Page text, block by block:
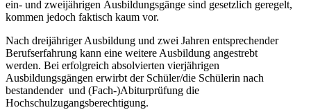
ein- und zweijährigen Ausbildungsgänge sind gesetzlich geregelt,
kommen jedoch faktisch kaum vor.
Nach dreijähriger Ausbildung und zwei Jahren entsprechender
Berufserfahrung kann eine weitere Ausbildung angestrebt
werden. Bei erfolgreich absolvierten vierjährigen
Ausbildungsgängen erwirbt der Schüler/die Schülerin nach
bestandender und (Fach-)Abiturprüfung die
Hochschulzugangsberechtigung.